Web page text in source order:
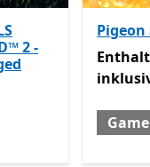
2 -
In-App-Käufe